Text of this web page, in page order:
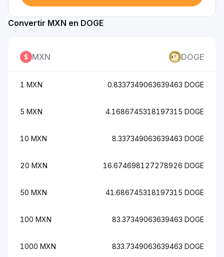
Convertir MXN en DOGE
MXN DOGE
1 MXN 0.8337349063639463 DOGE
5 MXN 4.1686745318197315 DOGE
10 MXN 8.337349063639463 DOGE
20 MXN 16.674698127278926 DOGE
50 MXN 41.686745318197315 DOGE
100 MXN 83.37349063639463 DOGE
1000 MXN 833.7349063639463 DOGE